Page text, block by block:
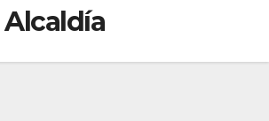
Alcaldía